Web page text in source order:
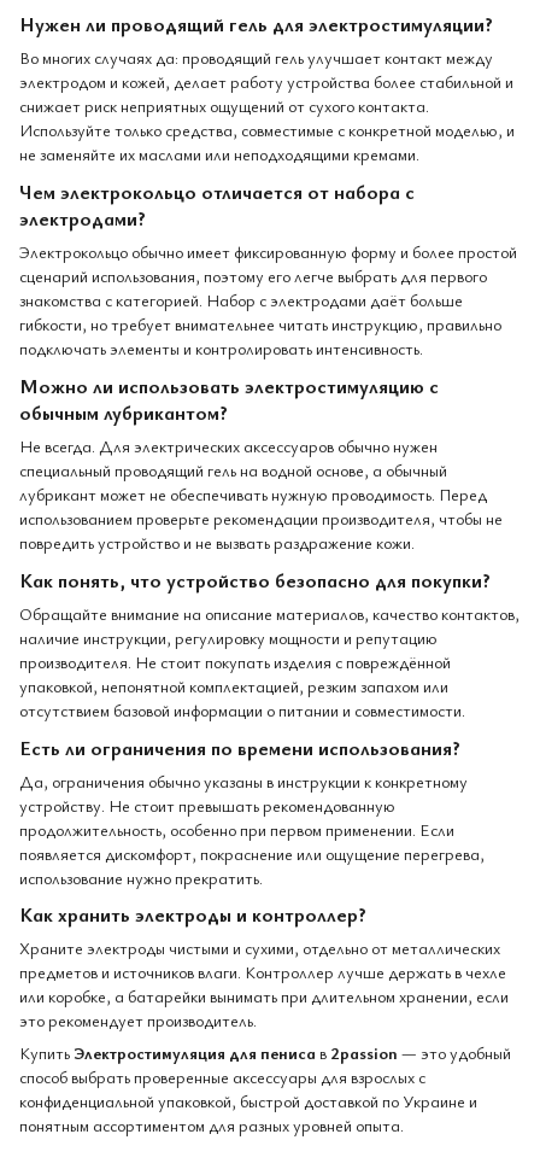
Нужен ли проводящий гель для электростимуляции?
Во многих случаях да: проводящий гель улучшает контакт между
электродом и кожей, делает работу устройства более стабильной и
снижает риск неприятных ощущений от сухого контакта.
Используйте только средства, совместимые с конкретной моделью, и
не заменяйте их маслами или неподходящими кремами.
Чем электрокольцо отличается от набора с
электродами?
Электрокольцо обычно имеет фиксированную форму и более простой
сценарий использования, поэтому его легче выбрать для первого
знакомства с категорией. Набор с электродами даёт больше
гибкости, но требует внимательнее читать инструкцию, правильно
подключать элементы и контролировать интенсивность.
Можно ли использовать электростимуляцию с
обычным лубрикантом?
Не всегда. Для электрических аксессуаров обычно нужен
специальный проводящий гель на водной основе, а обычный
лубрикант может не обеспечивать нужную проводимость. Перед
использованием проверьте рекомендации производителя, чтобы не
повредить устройство и не вызвать раздражение кожи.
Как понять, что устройство безопасно для покупки?
Обращайте внимание на описание материалов, качество контактов,
наличие инструкции, регулировку мощности и репутацию
производителя. Не стоит покупать изделия с повреждённой
упаковкой, непонятной комплектацией, резким запахом или
отсутствием базовой информации о питании и совместимости.
Есть ли ограничения по времени использования?
Да, ограничения обычно указаны в инструкции к конкретному
устройству. Не стоит превышать рекомендованную
продолжительность, особенно при первом применении. Если
появляется дискомфорт, покраснение или ощущение перегрева,
использование нужно прекратить.
Как хранить электроды и контроллер?
Храните электроды чистыми и сухими, отдельно от металлических
предметов и источников влаги. Контроллер лучше держать в чехле
или коробке, а батарейки вынимать при длительном хранении, если
это рекомендует производитель.
Купить Электростимуляция для пениса в 2passion — это удобный
способ выбрать проверенные аксессуары для взрослых с
конфиденциальной упаковкой, быстрой доставкой по Украине и
понятным ассортиментом для разных уровней опыта.